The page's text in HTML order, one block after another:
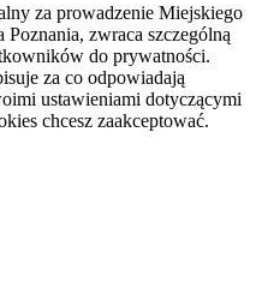
za prowadzenie Miejskiego
zwraca szczególną
do prywatności.
za co odpowiadają
ustawieniami dotyczącymi
chcesz zaakceptować.